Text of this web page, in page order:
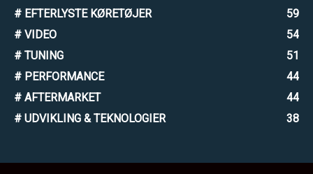
# EFTERLYSTE KØRETØJER
59
# VIDEO
54
# TUNING
51
# PERFORMANCE
44
# AFTERMARKET
44
# UDVIKLING & TEKNOLOGIER
38